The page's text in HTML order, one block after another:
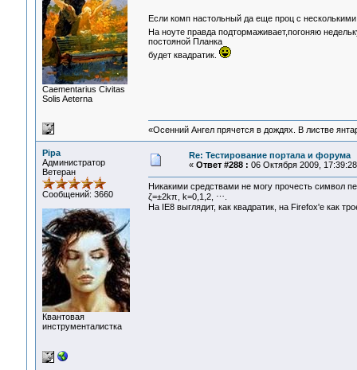
Сaementarius Civitas
Solis Aeterna
Если комп настольный да еще проц с
На ноуте правда подтормаживает,погоняю
постояной Планка
будет квадратик.
«Осенний Ангел прячется в дождях. В листве
Pipa
Администратор
Ветеран
Сообщений: 3660
Квантовая
инструменталистка
Re: Тестирование портала и форума
« Ответ #288 : 06 Октября 2009,
Никакими средствами не могу прочесть символ
ζ=±2kπ, k=0,1,2, ⋯.
На IE8 выглядит, как квадратик, на Firefox'е как